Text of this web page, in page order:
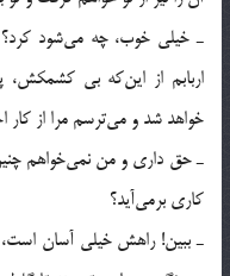
ـ خيلي خوب، چه مي‌شود كرد؟
اربابم از اين‌كه بي كشمكش،
خواهد شد و مي‌ترسم مرا از كار
ـ حق داري و من نمي‌خواهم
كاري برمي‌آيد؟
ـ ببين! راهش خيلي آسان است،